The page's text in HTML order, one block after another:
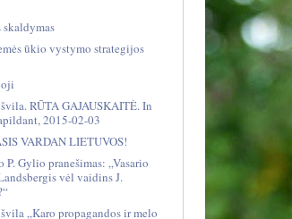
ūkio vystymo strategijos
RŪTA GAJAUSKAITĖ. In
2015-02-03
VARDAN LIETUVOS!
P. Gylio pranešimas: „Vasario
vėl vaidins J.
„Karo propagandos ir melo